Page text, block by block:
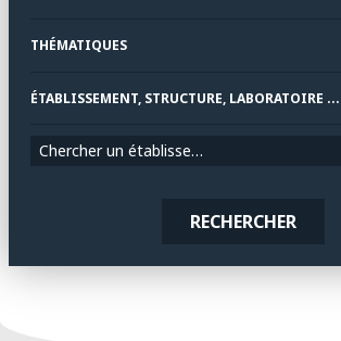
THÉMATIQUES
ÉTABLISSEMENT, STRUCTURE, LABORATOIRE ...
Chercher un établissement
RECHERCHER